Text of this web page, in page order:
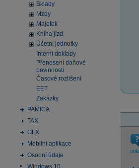
Sklady
Mzdy
Majetek
Kniha jízd
Účetní jednotky
Interní doklady
Přenesení daňové
povinnosti
Časové rozlišení
EET
Zakázky
PAMICA
TAX
GLX
Mobilní aplikace
Osobní údaje
Windows 10